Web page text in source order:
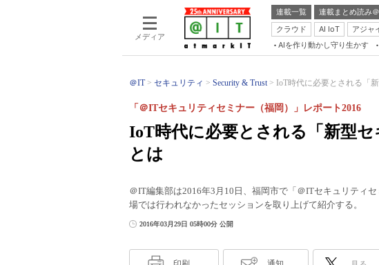
メディア
連載一覧 連載まとめ読み
クラウド
AI IoT アジャ
AIを作り動かし守り生かす
＠IT セキュリティ Security & Trust IoT時代に必要とされる「
IoT時代に必要とされる「新型セ
とは
「＠ITセキュリティセミナー（福岡）」レポート2016
＠IT編集部は2016年3月10日、福岡市で「＠ITセキュリティ
場では行われなかったセッションを取り上げて紹介する。
2016年03月29日 05時00分 公開